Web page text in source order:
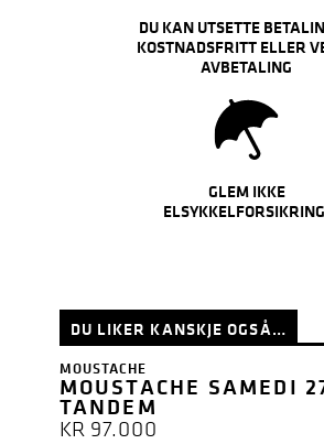
DU KAN UTSETTE
KOSTNADSFRITT ELLER
AVBETALING
GLEM IKKE
DU LIKER KANSKJE OGSÅ…
MOUSTACHE
MOUSTACHE SAMEDI
TANDEM
KR97.000